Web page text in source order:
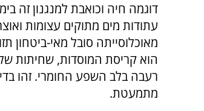
דוגמה חיה וכואבת למנגנון זה
עתודות מים מתוקים עצומות
מאוכלוסייתה סובל מאי-
הוא קריסת המוסדות, שחיתות
רעבה בלב השפע החומרי. זהו
מתמעטת.